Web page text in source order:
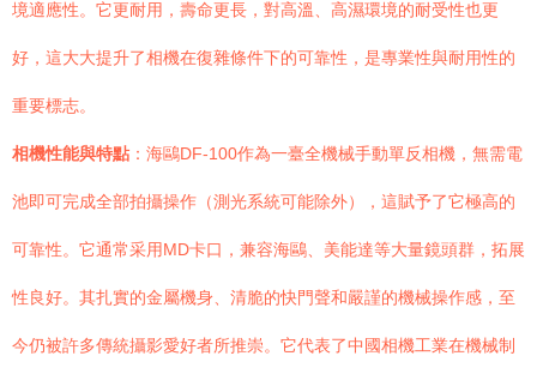
境適應性。它更耐用，壽命更長，對高溫、高濕環境的耐受性也更
好，這大大提升了相機在復雜條件下的可靠性，是專業性與耐用性的
重要標志。
相機性能與特點 ：海鷗DF-100作為一臺全機械手動單反相機，無需電
池即可完成全部拍攝操作（測光系統可能除外），這賦予了它極高的
可靠性。它通常采用MD卡口，兼容海鷗、美能達等大量鏡頭群，拓展
性良好。其扎實的金屬機身、清脆的快門聲和嚴謹的機械操作感，至
今仍被許多傳統攝影愛好者所推崇。它代表了中國相機工業在機械制